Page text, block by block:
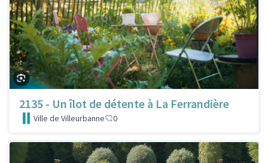
2135 - Un îlot de détente à La Ferrandière
Ville de Villeurbanne 0